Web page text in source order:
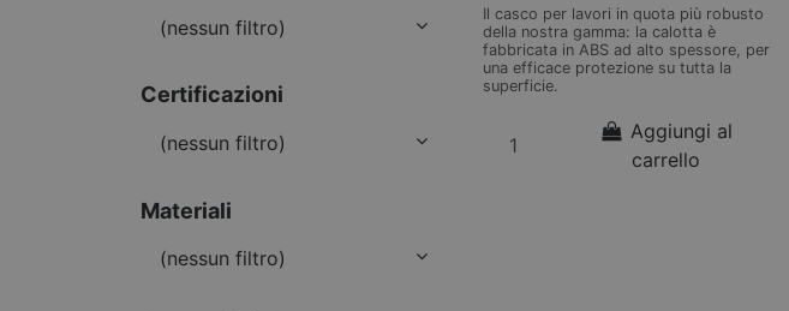
Il casco per lavori in quota più robusto
della nostra gamma: la calotta è
fabbricata in ABS ad alto spessore, per
una efficace protezione su tutta la
superficie.
Aggiungi al
carrello
(nessun filtro)
Certificazioni
(nessun filtro)
Materiali
(nessun filtro)